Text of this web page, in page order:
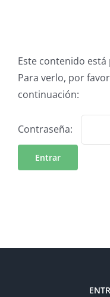
Este contenido
Para verlo, por
continuación:
Contraseña: